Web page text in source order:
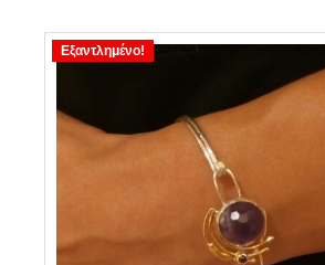
Εξαντλημένο!